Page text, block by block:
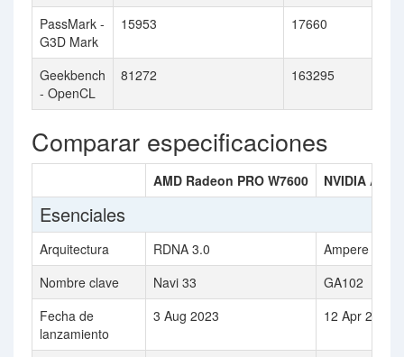
PassMark -
G3D Mark
15953 17660
Geekbench
- OpenCL
81272 163295
Comparar especificaciones
AMD Radeon PRO W7600 NVIDIA A10G
Esenciales
Arquitectura RDNA 3.0
Ampere
Nombre clave
Navi 33
GA102
Fecha de
lanzamiento
3 Aug 2023 12 Apr 2021